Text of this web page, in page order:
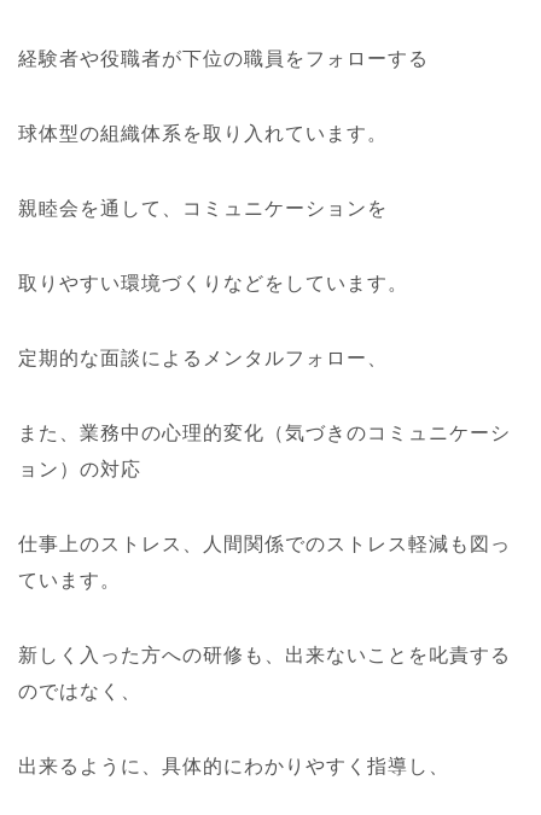
経験者や役職者が下位の職員をフォローする
球体型の組織体系を取り入れています。
親睦会を通して、コミュニケーションを
取りやすい環境づくりなどをしています。
定期的な面談によるメンタルフォロー、
また、業務中の心理的変化（気づきのコミュニケーシ
ョン）の対応
仕事上のストレス、人間関係でのストレス軽減も図っ
ています。
新しく入った方への研修も、出来ないことを叱責する
のではなく、
出来るように、具体的にわかりやすく指導し、